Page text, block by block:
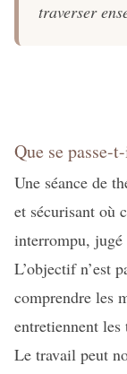
traverser
Que se passe-
Une séance de
et sécurisant où
interrompu,
L’objectif n’est
comprendre les
entretiennent les
Le travail peut